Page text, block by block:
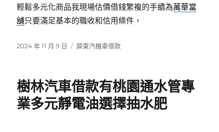
輕鬆多元化商品我現場估價借錢繁複的手續為萬華當
舖只要滿足基本的職收和信用條件，
發
2024 年 11 月 9 日
分
屏東汽機車借款
樹林汽車借款有桃園通水管專
業多元靜電油選擇抽水肥